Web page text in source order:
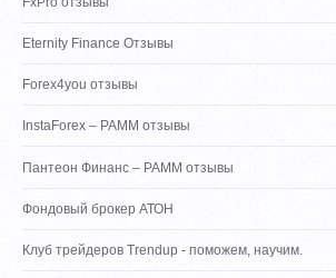
Eternity Finance Отзывы
Forex4you отзывы
InstaForex – PAMM отзывы
Пантеон Финанс – PAMM отзывы
Фондовый брокер АТОН
Клуб трейдеров Trendup - поможем, научим.